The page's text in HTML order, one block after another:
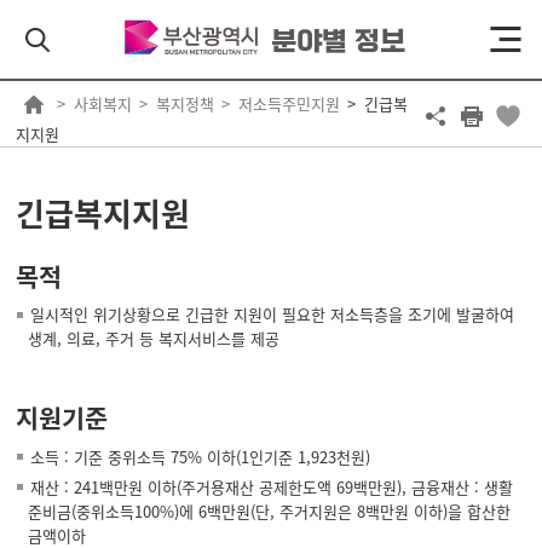
분야별 정보
사회복지 복지정책 저소득주민지원
긴급복
지지원
긴급복지지원
목적
일시적인 위기상황으로 긴급한 지원이 필요한 저소득층을 조기에 발굴하여
생계, 의료, 주거 등 복지서비스를 제공
지원기준
소득 : 기준 중위소득 75% 이하(1인기준 1,923천원)
재산 : 241백만원 이하(주거용재산 공제한도액 69백만원), 금융재산 : 생활
준비금(중위소득100%)에 6백만원(단, 주거지원은 8백만원 이하)을 합산한
금액이하